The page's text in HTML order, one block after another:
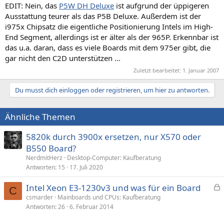
EDIT: Nein, das P5W DH Deluxe ist aufgrund der üppigeren
Ausstattung teurer als das P5B Deluxe. Außerdem ist der
i975x Chipsatz die eigentliche Positionierung Intels im High-
End Segment, allerdings ist er älter als der 965P. Erkennbar ist
das u.a. daran, dass es viele Boards mit dem 975er gibt, die
gar nicht den C2D unterstützen ...
Zuletzt bearbeitet: 1. Januar 2007
Du musst dich einloggen oder registrieren, um hier zu antworten.
Ähnliche Themen
5820k durch 3900x ersetzen, nur X570 oder
B550 Board?
NerdmitHerz
Desktop-Computer: Kaufberatung
Antworten 15 17. Juli 2020
C Intel Xeon E3-1230v3 und was für ein Board
csmarder Mainboards und CPUs: Kaufberatung
Antworten 26 6. Februar 2014